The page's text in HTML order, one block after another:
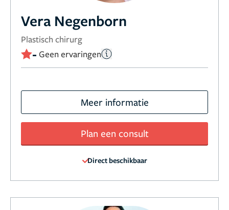
Vera Negenborn
Plastisch chirurg
- Geen ervaringen
Meer informatie
Plan een consult
Direct beschikbaar